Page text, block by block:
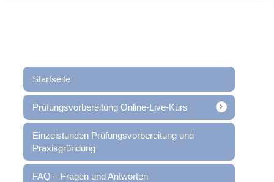
Startseite
Prüfungsvorbereitung Online-Live-Kurs
Einzelstunden Prüfungsvorbereitung und
Praxisgründung
FAQ – Fragen und Antworten